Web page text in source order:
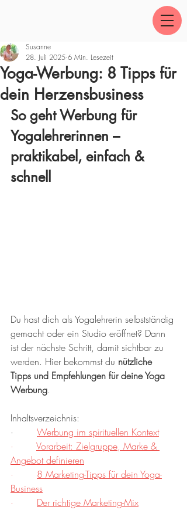
Yoga-Werbung: 8 Tipps für
dein Herzensbusiness
Susanne
28. Juli 2025 6 Min. Lesezeit
So geht Werbung für
Yogalehrerinnen –
praktikabel, einfach &
schnell
Du hast dich als Yogalehrerin selbstständig
gemacht oder ein Studio eröffnet? Dann
ist der nächste Schritt, damit sichtbar zu
werden. Hier bekommst du nützliche
Tipps und Empfehlungen für deine Yoga
Werbung.
Inhaltsverzeichnis:
· Werbung im spirituellen Kontext
· Vorarbeit: Zielgruppe, Marke &
Angebot definieren
· 8 Marketing-Tipps für dein Yoga-
Business
· Der richtige Marketing-Mix